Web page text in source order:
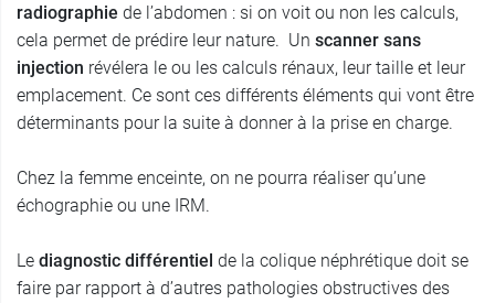
radiographie de l’abdomen : si on voit ou non les calculs,
cela permet de prédire leur nature. Un scanner sans
injection révélera le ou les calculs rénaux, leur taille et leur
emplacement. Ce sont ces différents éléments qui vont être
déterminants pour la suite à donner à la prise en charge.
Chez la femme enceinte, on ne pourra réaliser qu’une
échographie ou une IRM.
Le diagnostic différentiel de la colique néphrétique doit se
faire par rapport à d’autres pathologies obstructives des